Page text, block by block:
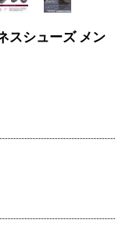
スシューズ メン